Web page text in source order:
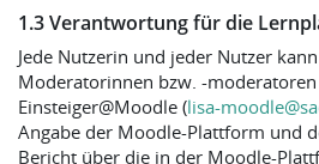
1.3 Verantwortung für die
Jede Nutzerin und jeder Nutzer
Moderatorinnen bzw. -
Einsteiger@Moodle (lisa-
Angabe der Moodle-Plattform und
Bericht über die in der Moodle-